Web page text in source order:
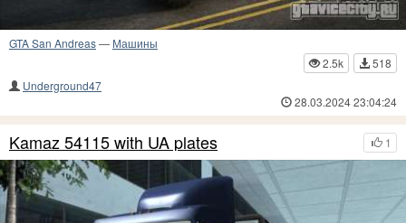
GTA San Andreas— Машины
2.5k
518
Underground47
28.03.2024 23:04:24
1
Kamaz 54115 with UA plates